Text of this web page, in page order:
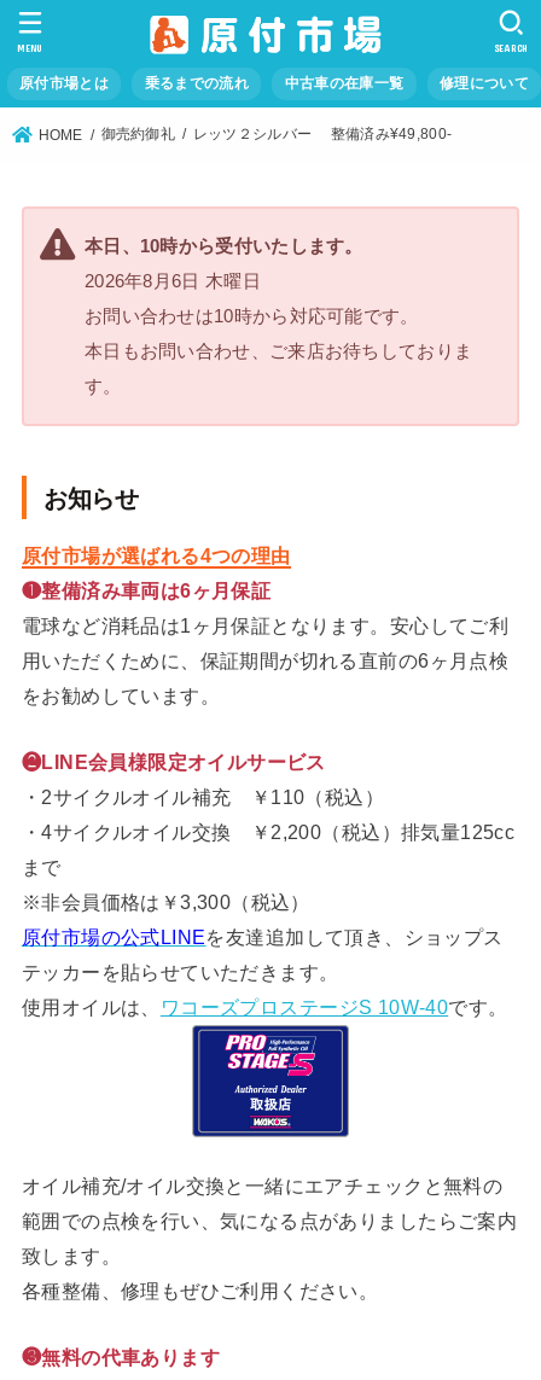
原付市場とは 乗るまでの流れ 中古車の在庫一覧 修理について
SEARCH
MENU
HOME 御売約御礼 レッツ２シルバー 整備済み¥49,800-
本日、10時から受付いたします。
2026年8月6日 木曜日
お問い合わせは10時から対応可能です。
本日もお問い合わせ、ご来店お待ちしておりま
す。
お知らせ
原付市場が選ばれる4つの理由
❶整備済み車両は6ヶ月保証
電球など消耗品は1ヶ月保証となります。安心してご利
用いただくために、保証期間が切れる直前の6ヶ月点検
をお勧めしています。
❷LINE会員様限定オイルサービス
・2サイクルオイル補充 ￥110（税込）
・4サイクルオイル交換 ￥2,200（税込）排気量125cc
まで
※非会員価格は￥3,300（税込）
原付市場の公式LINEを友達追加して頂き、ショップス
テッカーを貼らせていただきます。
使用オイルは、
ワコーズプロステージS 10W-40です。
オイル補充/オイル交換と一緒にエアチェックと無料の
範囲での点検を行い、気になる点がありましたらご案内
致します。
各種整備、修理もぜひご利用ください。
❸無料の代車あります